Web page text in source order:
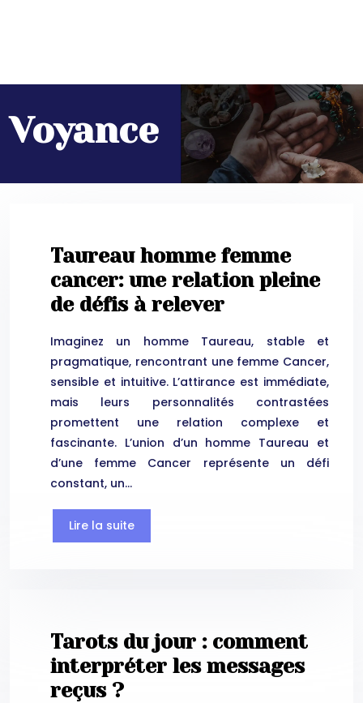
Voyance
Taureau homme femme
cancer: une relation pleine
de défis à relever
Imaginez un homme Taureau, stable et
pragmatique, rencontrant une femme Cancer,
sensible et intuitive. L’attirance est immédiate,
mais leurs personnalités contrastées
promettent une relation complexe et
fascinante. L’union d’un homme Taureau et
d’une femme Cancer représente un défi
constant, un…
Lire la suite
Tarots du jour : comment
interpréter les messages
reçus ?